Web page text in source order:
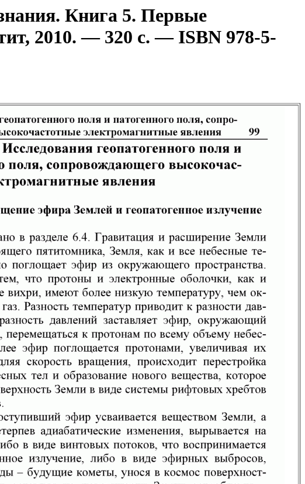
Книга 5. Первые
2010. — 320 с. — ISBN 978-5-